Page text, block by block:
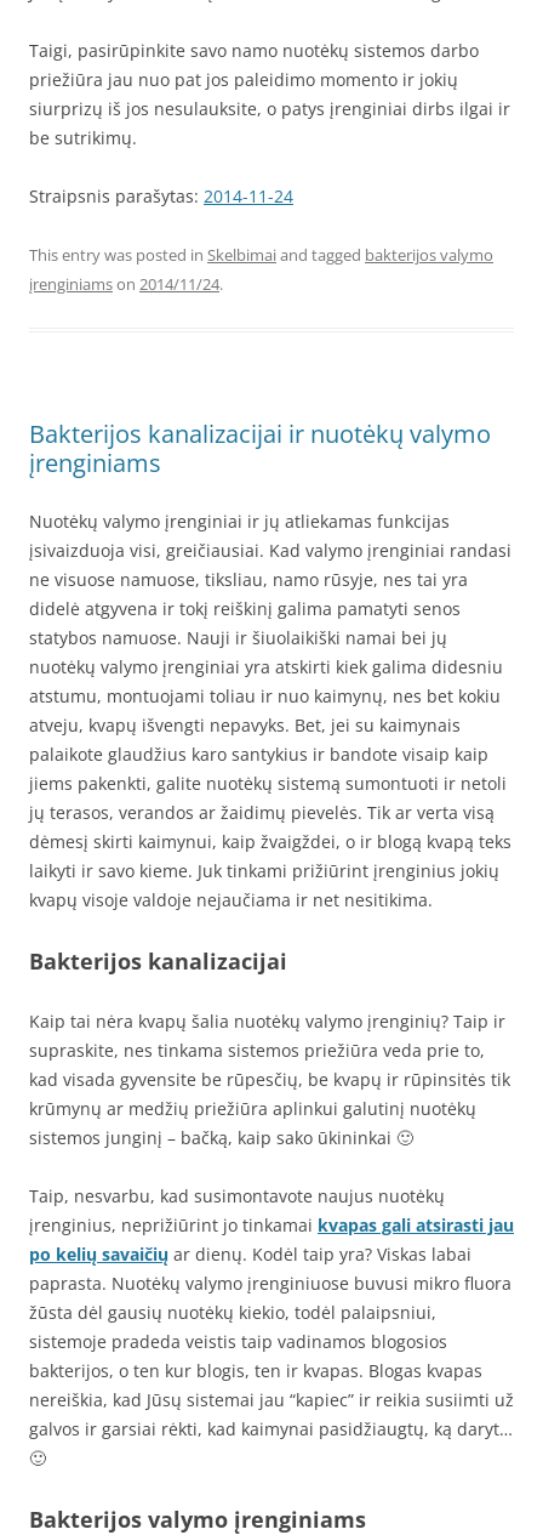
Taigi, pasirūpinkite savo namo nuotėkų sistemos darbo
priežiūra jau nuo pat jos paleidimo momento ir jokių
siurprizų iš jos nesulauksite, o patys įrenginiai dirbs ilgai ir
be sutrikimų.
Straipsnis parašytas: 2014-11-24
This entry was posted in Skelbimaiand tagged bakterijos valymo
įrenginiamson 2014/11/24.
Bakterijos kanalizacijai ir nuotėkų valymo
įrenginiams
Nuotėkų valymo įrenginiai ir jų atliekamas funkcijas
įsivaizduoja visi, greičiausiai. Kad valymo įrenginiai randasi
ne visuose namuose, tiksliau, namo rūsyje, nes tai yra
didelė atgyvena ir tokį reiškinį galima pamatyti senos
statybos namuose. Nauji ir šiuolaikiški namai bei jų
nuotėkų valymo įrenginiai yra atskirti kiek galima didesniu
atstumu, montuojami toliau ir nuo kaimynų, nes bet kokiu
atveju, kvapų išvengti nepavyks. Bet, jei su kaimynais
palaikote glaudžius karo santykius ir bandote visaip kaip
jiems pakenkti, galite nuotėkų sistemą sumontuoti ir netoli
jų terasos, verandos ar žaidimų pievelės. Tik ar verta visą
dėmesį skirti kaimynui, kaip žvaigždei, o ir blogą kvapą teks
laikyti ir savo kieme. Juk tinkami prižiūrint įrenginius jokių
kvapų visoje valdoje nejaučiama ir net nesitikima.
Bakterijos kanalizacijai
Kaip tai nėra kvapų šalia nuotėkų valymo įrenginių? Taip ir
supraskite, nes tinkama sistemos priežiūra veda prie to,
kad visada gyvensite be rūpesčių, be kvapų ir rūpinsitės tik
krūmynų ar medžių priežiūra aplinkui galutinį nuotėkų
sistemos junginį – bačką, kaip sako ūkininkai 🙂
Taip, nesvarbu, kad susimontavote naujus nuotėkų
įrenginius, neprižiūrint jo tinkamai kvapas gali atsirasti jau
po kelių savaičių ar dienų. Kodėl taip yra? Viskas labai
paprasta. Nuotėkų valymo įrenginiuose buvusi mikro fluora
žūsta dėl gausių nuotėkų kiekio, todėl palaipsniui,
sistemoje pradeda veistis taip vadinamos blogosios
bakterijos, o ten kur blogis, ten ir kvapas. Blogas kvapas
nereiškia, kad Jūsų sistemai jau “kapiec” ir reikia susiimti už
galvos ir garsiai rėkti, kad kaimynai pasidžiaugtų, ką daryt…
🙂
Bakterijos valymo įrenginiams